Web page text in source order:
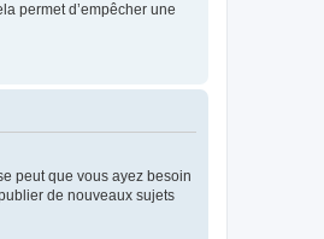
permet d’empêcher une
peut que vous ayez besoin
de nouveaux sujets